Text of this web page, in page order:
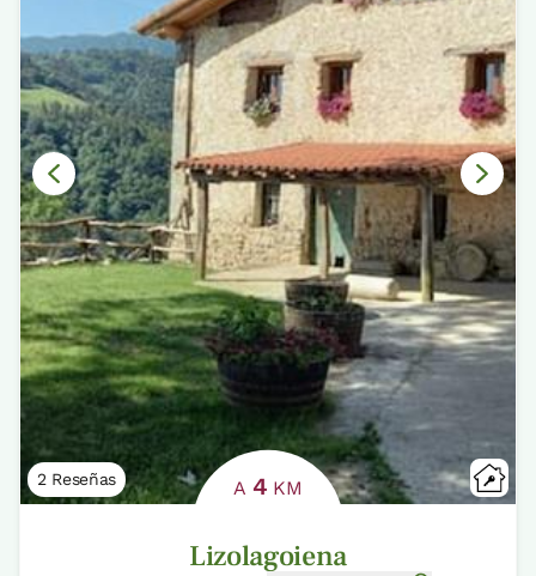
2 Reseñas A 4 KM
Lizolagoiena